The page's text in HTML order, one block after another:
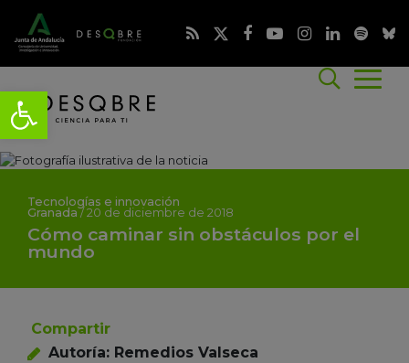
Tecnologías e innovación
Granada/ 20 de diciembre de 2018
Cómo caminar sin obstáculos por el
mundo
Compartir
Autoría: Remedios Valseca